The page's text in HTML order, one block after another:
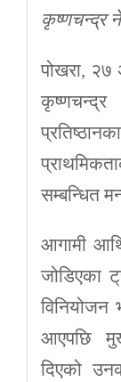
कृष्णचन्द्र
पोखरा, २७
सम्बन्धित
आगामी
जोडिएका
विनियोजन
आएपछि
दिएको